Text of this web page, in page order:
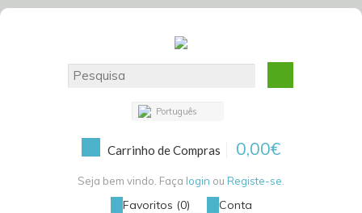
Português
Carrinho de Compras 0,00€
Seja bem vindo. Faça login ou Registe-se
Favoritos (0)
Conta